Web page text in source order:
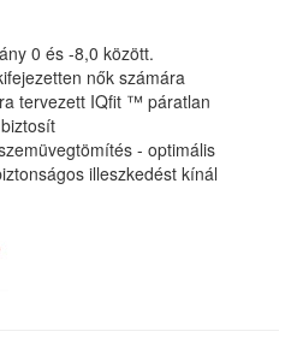
0 és -8,0 között.
nők számára
tervezett IQfit ™ páratlan
- optimális
illeszkedést kínál